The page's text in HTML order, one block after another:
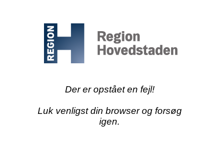
Der er opstået en fejl!
Luk venligst din browser og forsøg
igen.